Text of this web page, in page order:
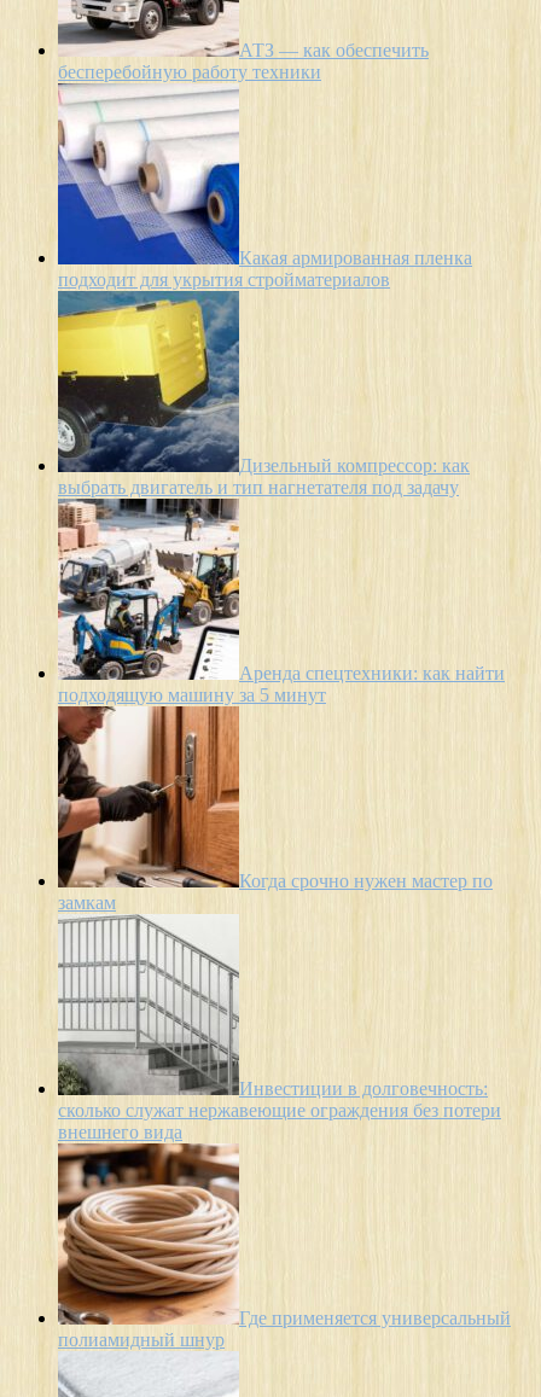
АТЗ — как обеспечить
бесперебойную работу техники
Какая армированная пленка
подходит для укрытия стройматериалов
Дизельный компрессор: как
выбрать двигатель и тип нагнетателя под задачу
Аренда спецтехники: как найти
подходящую машину за 5 минут
Когда срочно нужен мастер по
замкам
Инвестиции в долговечность:
сколько служат нержавеющие ограждения без потери
внешнего вида
Где применяется универсальный
полиамидный шнур